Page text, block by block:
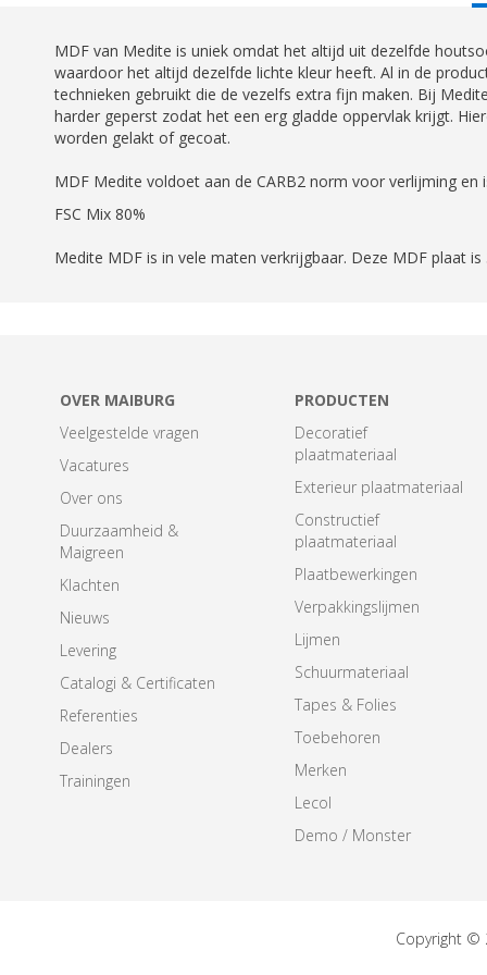
MDF van Medite is uniek omdat het altijd uit dezelfde
waardoor het altijd dezelfde lichte kleur heeft. Al in de
technieken gebruikt die de vezelfs extra fijn maken. Bij
harder geperst zodat het een erg gladde oppervlak krijgt.
worden gelakt of gecoat.
MDF Medite voldoet aan de CARB2 norm voor verlijming en
FSC Mix 80%
Medite MDF is in vele maten verkrijgbaar. Deze MDF plaat
OVER MAIBURG
Veelgestelde vragen
Vacatures
Over ons
Duurzaamheid &
Maigreen
Klachten
Nieuws
Levering
Catalogi & Certificaten
Referenties
Dealers
Trainingen
PRODUCTEN
Decoratief
plaatmateriaal
Exterieur plaatmateriaal
Constructief
plaatmateriaal
Plaatbewerkingen
Verpakkingslijmen
Lijmen
Schuurmateriaal
Tapes & Folies
Toebehoren
Merken
Lecol
Demo / Monster
Copyright ©